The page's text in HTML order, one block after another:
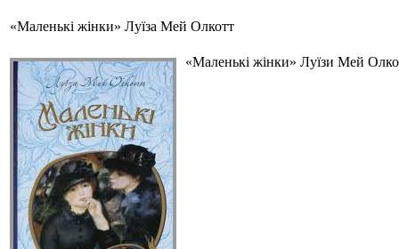
«Маленькі жінки» Луїза Мей Олкотт
«Маленькі жінки» Луїзи Мей